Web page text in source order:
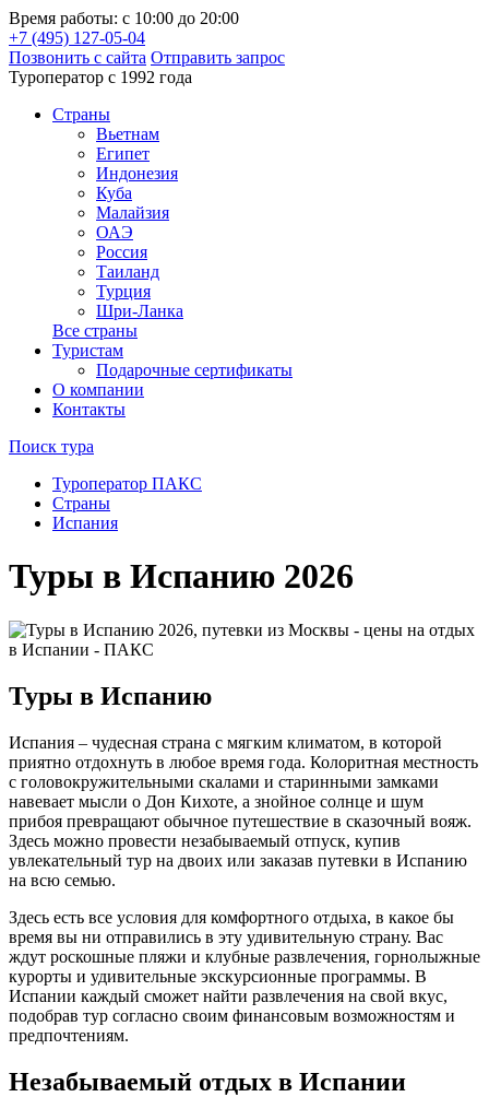
Время работы: с 10:00 до 20:00
+7 (495) 127-05-04
Позвонить с сайта Отправить запрос
Туроператор с 1992 года
Cтраны
Вьетнам
Египет
Индонезия
Куба
Малайзия
ОАЭ
Россия
Таиланд
Турция
Шри-Ланка
Все страны
Туристам
Подарочные сертификаты
О компании
Контакты
Поиск тура
Туроператор ПАКС
Cтраны
Испания
Туры в Испанию 2026
Туры в Испанию
Испания – чудесная страна с мягким климатом, в которой
приятно отдохнуть в любое время года. Колоритная местность
с головокружительными скалами и старинными замками
навевает мысли о Дон Кихоте, а знойное солнце и шум
прибоя превращают обычное путешествие в сказочный вояж.
Здесь можно провести незабываемый отпуск, купив
увлекательный тур на двоих или заказав путевки в Испанию
на всю семью.
Здесь есть все условия для комфортного отдыха, в какое бы
время вы ни отправились в эту удивительную страну. Вас
ждут роскошные пляжи и клубные развлечения, горнолыжные
курорты и удивительные экскурсионные программы. В
Испании каждый сможет найти развлечения на свой вкус,
подобрав тур согласно своим финансовым возможностям и
предпочтениям.
Незабываемый отдых в Испании